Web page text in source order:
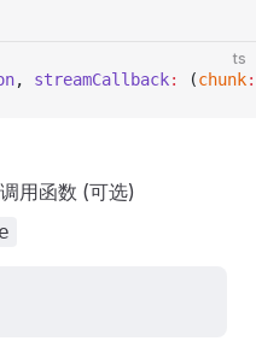
ts
, streamCallback: (chunk:
用函数 (可选)